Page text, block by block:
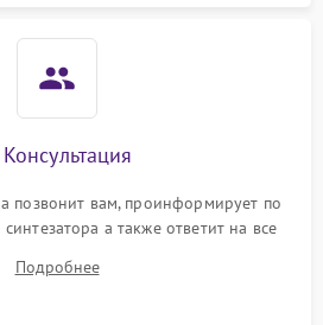
позвонит вам, проинформирует по
а также ответит на все
Подробнее